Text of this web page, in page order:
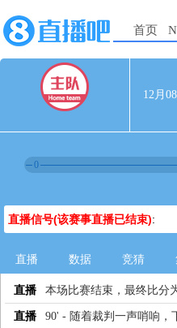
首页
12月
0
直播信号(该赛事直播已结束):
直播 数据 竞猜
直播 本场比赛结束，最终比分
直播 90' - 随着裁判一声哨响，